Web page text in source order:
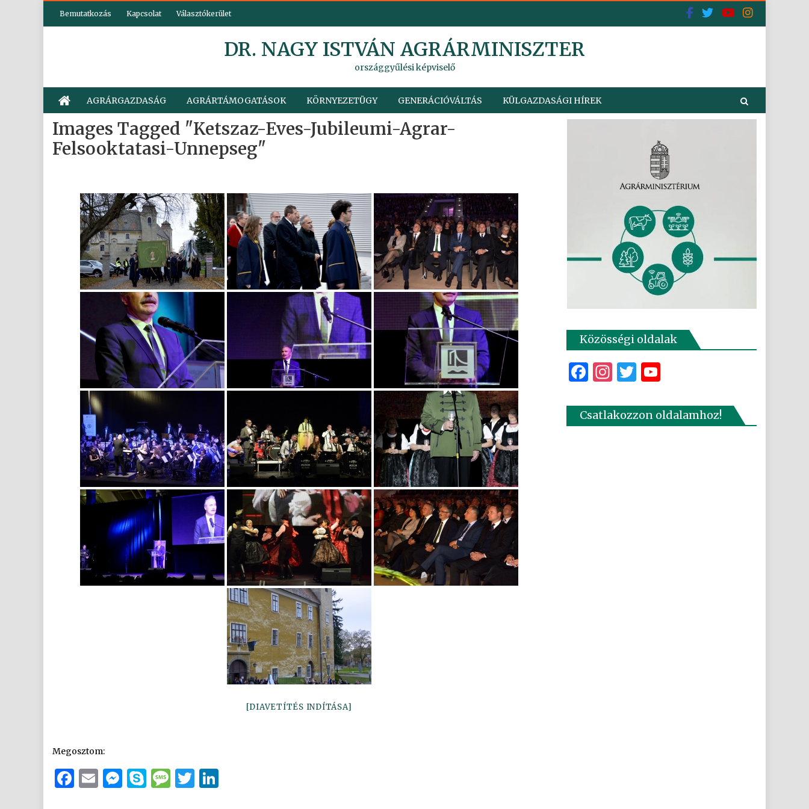
Bemutatkozás Kapcsolat Választókerület
DR. NAGY ISTVÁN AGRÁRMINISZTER
országgyűlési képviselő
AGRÁRGAZDASÁG AGRÁRTÁMOGATÁSOK KÖRNYEZETÜGY GENERÁCIÓVÁLTÁS KÜLGAZDASÁGI HÍREK
Images Tagged "ketszaz-Eves-Jubileumi-Agrar-
Felsooktatasi-Unnepseg"
[DIAVETÍTÉS INDÍTÁSA]
Megosztom:
Facebook
EmailMessenger
Skype
Message
Twitter
Közösségi oldalak
Facebook
Instagram
Twitter
Csatlakozzon oldalamhoz!